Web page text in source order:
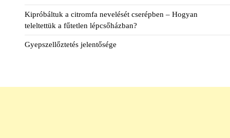
Kipróbáltuk a citromfa nevelését cserépben – Hogyan
teleltettük a fűtetlen lépcsőházban?
Gyepszellőztetés jelentősége